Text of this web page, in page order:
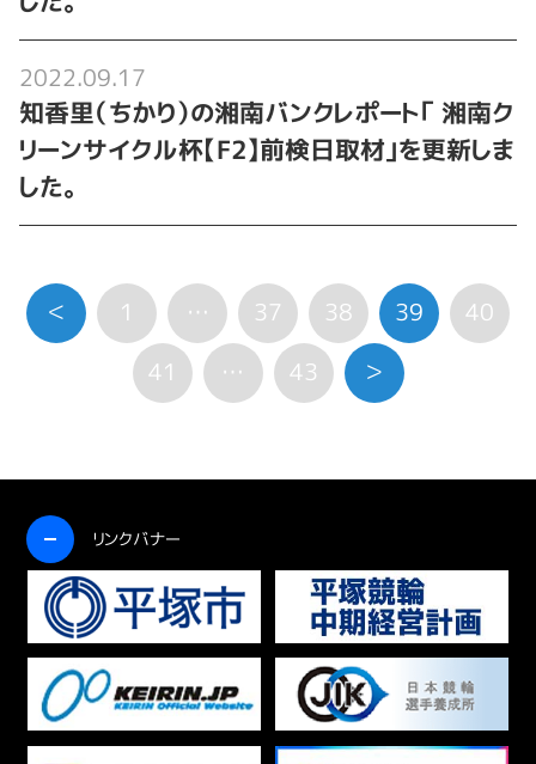
2022.09.17
知香里（ちかり）の湘南バンクレポート「 湘南ク
リーンサイクル杯【F2】前検日取材｣を更新しま
した。
＜ 1 … 37 38 39
40
41
… 43 ＞
リンクバナー
開く